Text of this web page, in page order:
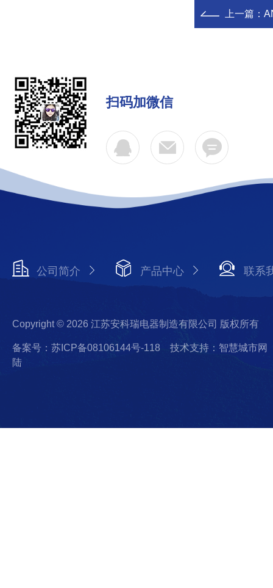
上一篇：
扫码加微信
公司简介 产品中心 联系
Copyright © 2026 江苏安科瑞电器制造有限公司 版权所有
备案号：苏ICP备08106144号-118
技术支持：智慧城市网
陆